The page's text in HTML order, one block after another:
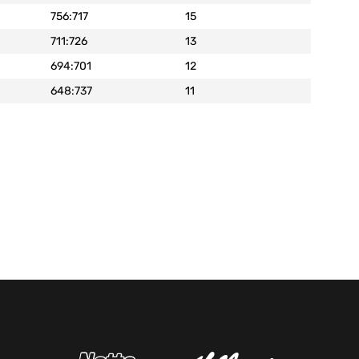
756:717
15
711:726
13
694:701
12
648:737 11